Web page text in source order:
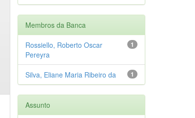
Membros da Banca
1
Rossiello, Roberto Oscar
Pereyra
1
Silva, Eliane Maria Ribeiro da
Assunto